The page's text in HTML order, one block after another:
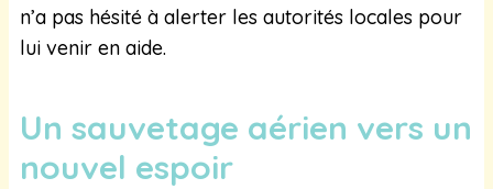
n’a pas hésité à alerter les autorités locales pour
lui venir en aide.
Un sauvetage aérien vers un
nouvel espoir